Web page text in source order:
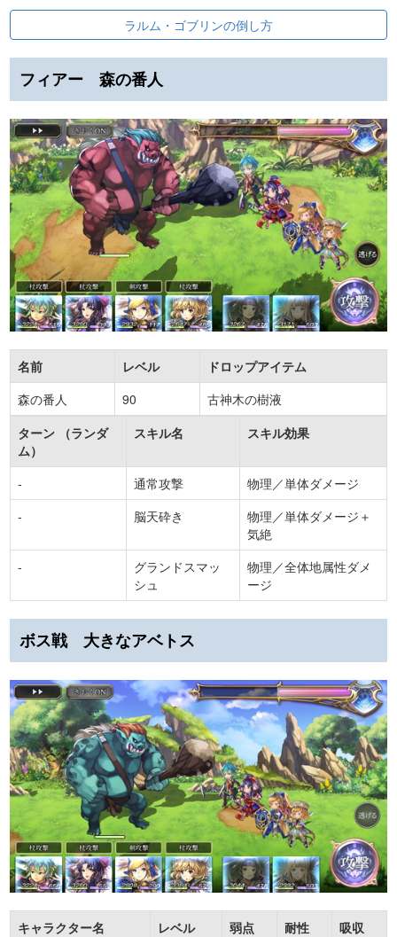
ラルム・ゴブリンの倒し方
フィアー 森の番人
名前 レベル
ドロップアイテム
森の番人
90
古神木の樹液
ターン （ランダ
ム）
スキル名 スキル効果
- 通常攻撃
物理／単体ダメージ
-
脳天砕き
物理／単体ダメージ＋
気絶
-
グランドスマッ
シュ
物理／全体地属性ダメ
ージ
ボス戦 大きなアベトス
キャラクター名 レベル 弱点 耐性
吸収